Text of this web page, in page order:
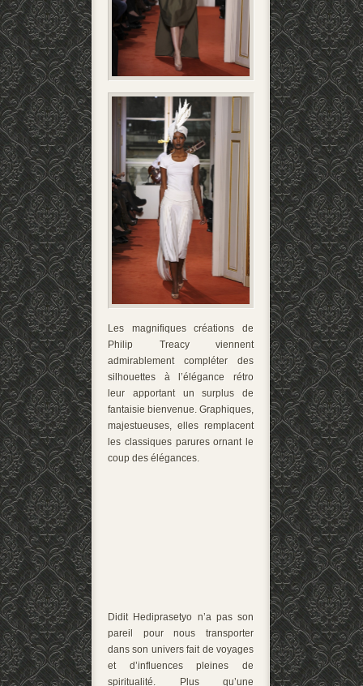
Les magnifiques créations de
Philip Treacy viennent
admirablement compléter des
silhouettes à l’élégance rétro
leur apportant un surplus de
fantaisie bienvenue. Graphiques,
majestueuses, elles remplacent
les classiques parures ornant le
coup des élégances.
Didit Hediprasetyo n’a pas son
pareil pour nous transporter
dans son univers fait de voyages
et d’influences pleines de
spiritualité. Plus qu’une